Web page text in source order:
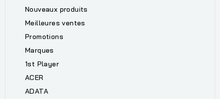
Nouveaux produits
Meilleures ventes
Promotions
Marques
1st Player
ACER
ADATA